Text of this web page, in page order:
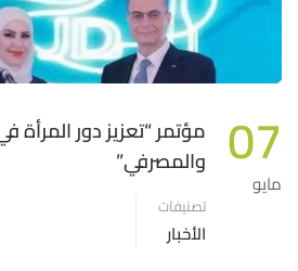
07
مايو
مؤتمر “تعزيز دور المرأة
والمصرفي”
تصنيفات
الأخبار